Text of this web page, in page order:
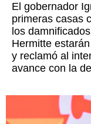
El gobernador
primeras casas
los
Hermitte
y reclamó al
avance con la